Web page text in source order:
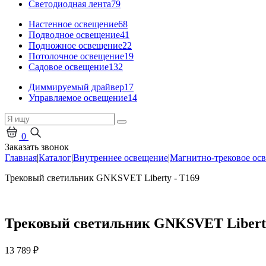
Светодиодная лента79
Настенное освещение68
Подводное освещение41
Подножное освещение22
Потолочное освещение19
Садовое освещение132
Диммируемый драйвер17
Управляемое освещение14
0
Заказать звонок
Главная|Каталог|Внутреннее освещение|Магнитно-трековое
Трековый светильник GNKSVET Liberty - T169
Трековый светильник GNKSVET
13 789 ₽